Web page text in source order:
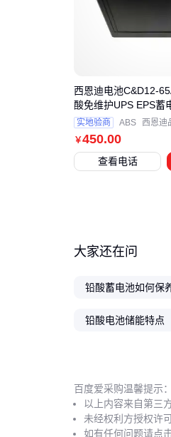
￥450.00
西恩迪电池C&D12-
酸免维护UPS EPS蓄
实地验商 ABS 西恩迪
查看电话
大家还在问
铅酸蓄电池如何保
铅酸电池储能特点
百度爱采购温馨提示：
以上内容来自第三
未经权利方授权许
如有任何问题请点